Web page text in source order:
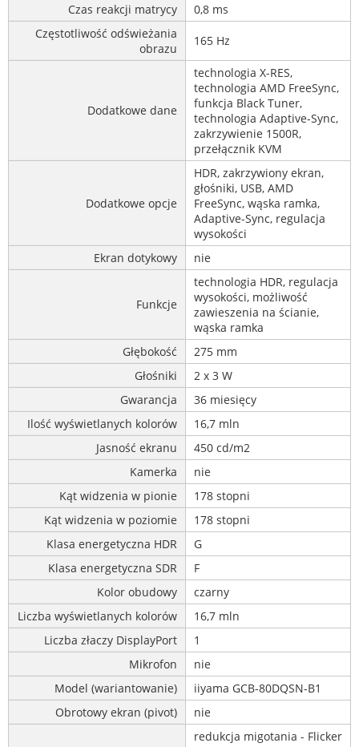
Czas reakcji matrycy
0,8 ms
Częstotliwość odświeżania
obrazu
165 Hz
Dodatkowe dane
technologia X-RES,
technologia AMD FreeSync,
funkcja Black Tuner,
technologia Adaptive-Sync,
zakrzywienie 1500R,
przełącznik KVM
Dodatkowe opcje
HDR, zakrzywiony ekran,
głośniki, USB, AMD
FreeSync, wąska ramka,
Adaptive-Sync, regulacja
wysokości
Ekran dotykowy
nie
Funkcje
technologia HDR, regulacja
wysokości, możliwość
zawieszenia na ścianie,
wąska ramka
Głębokość
275 mm
Głośniki
2 x 3 W
Gwarancja
36 miesięcy
Ilość wyświetlanych kolorów
16,7 mln
Jasność ekranu
450 cd/m2
Kamerka
nie
Kąt widzenia w pionie
178 stopni
Kąt widzenia w poziomie
178 stopni
Klasa energetyczna HDR
G
Klasa energetyczna SDR
F
Kolor obudowy
czarny
Liczba wyświetlanych kolorów
16,7 mln
Liczba złaczy DisplayPort
1
Mikrofon
nie
Model (wariantowanie)
iiyama GCB-80DQSN-B1
Obrotowy ekran (pivot)
nie
redukcja migotania - Flicker